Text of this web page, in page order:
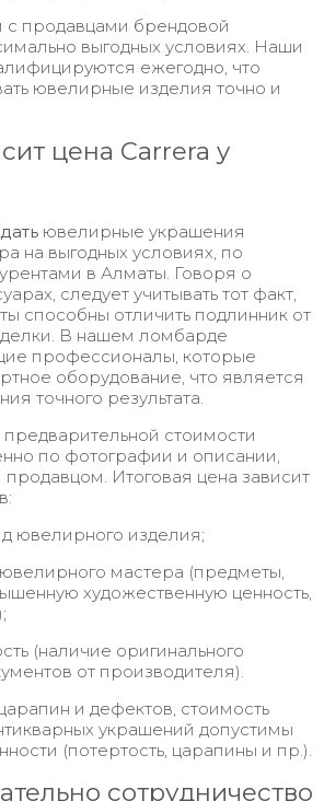
с продавцами брендовой
выгодных условиях. Наши
ежегодно, что
ювелирные изделия точно и
цена Carrera y
ювелирные украшения
на выгодных условиях, по
в Алматы. Говоря о
следует учитывать тот факт,
способны отличить подлинник от
В нашем ломбарде
профессионалы, которые
оборудование, что является
точного результата.
стоимости
по фотографии и описании,
Итоговая цена зависит
ювелирного изделия;
ювелирного мастера (предметы,
художественную ценность,
(наличие оригинального
от производителя).
и дефектов, стоимость
украшений допустимы
(потертость, царапины и пр.).
сотрудничество